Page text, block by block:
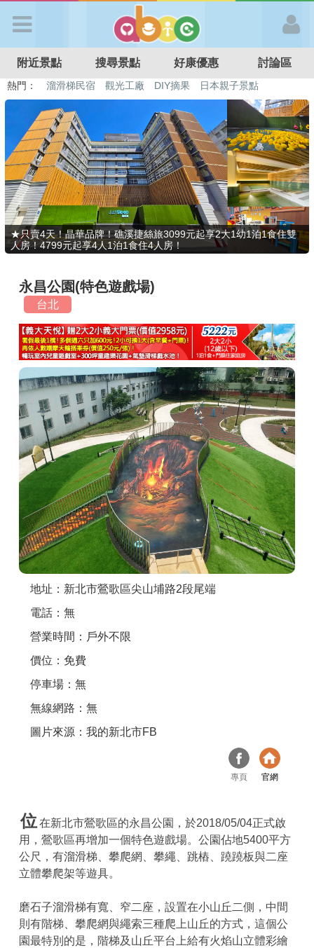
APP登入
首 頁
搜尋景點
好康優惠
最新消息
最新留言
商家合作
推薦景點
討論區
聯絡我們
APP下載
附近景點 搜尋景點 好康優惠 討論區
熱門： 溜滑梯民宿 觀光工廠 DIY摘果
日本親子景點
特色遊戲場
親子住房優惠 台北親子餐廳 溫泉泡湯SPA
★只賣4天！晶華品牌！礁溪捷絲旅3099元起享2大1幼1泊1食住雙
人房！4799元起享4人1泊1食住4人房！
永昌公園(特色遊戲場)
台北
地址：新北市鶯歌區尖山埔路2段尾端
電話：無
營業時間：戶外不限
價位：免費
停車場：無
無線網路：無
圖片來源：我的新北市FB
專頁 官網
位在新北市鶯歌區的永昌公園，於2018/05/04正式啟
用，鶯歌區再增加一個特色遊戲場。公園佔地5400平方
公尺，有溜滑梯、攀爬網、攀繩、跳樁、蹺蹺板與二座
立體攀爬架等遊具。
磨石子溜滑梯有寬、窄二座，設置在小山丘二側，中間
則有階梯、攀爬網與繩索三種爬上山丘的方式，這個公
園最特別的是，階梯及山丘平台上給有火焰山立體彩繪